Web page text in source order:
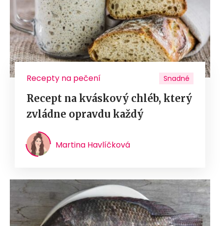
Recepty na pečení Snadné
Recept na kváskový chléb, který
zvládne opravdu každý
Martina Havlíčková